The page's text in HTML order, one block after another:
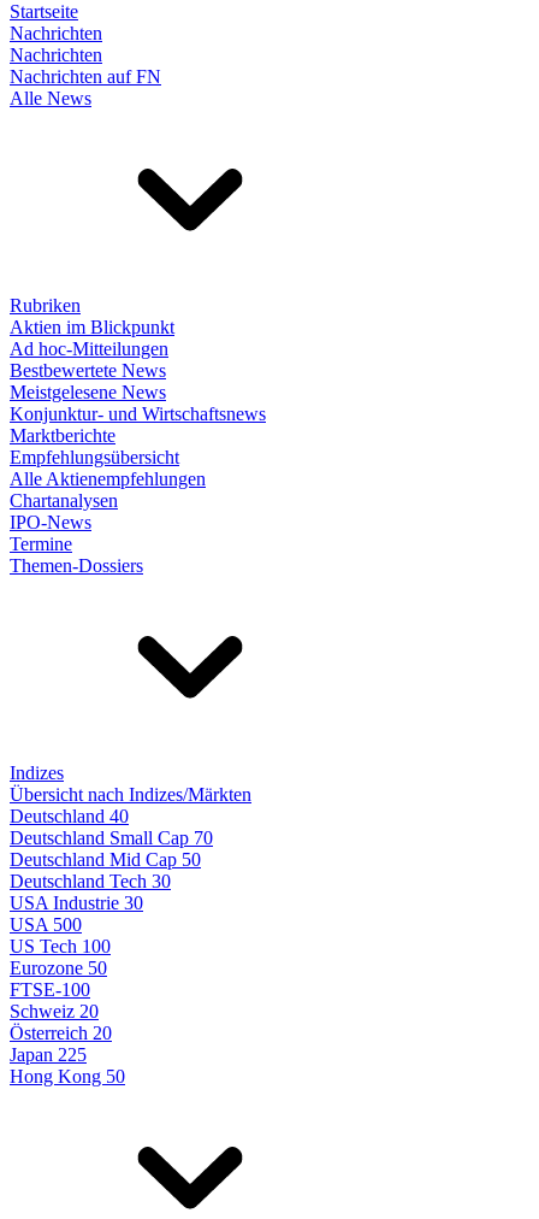
Startseite
Nachrichten
Nachrichten
Nachrichten auf FN
Alle News
Rubriken
Aktien im Blickpunkt
Ad hoc-Mitteilungen
Bestbewertete News
Meistgelesene News
Konjunktur- und Wirtschaftsnews
Marktberichte
Empfehlungsübersicht
Alle Aktienempfehlungen
Chartanalysen
IPO-News
Termine
Themen-Dossiers
Indizes
Übersicht nach Indizes/Märkten
Deutschland 40
Deutschland Small Cap 70
Deutschland Mid Cap 50
Deutschland Tech 30
USA Industrie 30
USA 500
US Tech 100
Eurozone 50
FTSE-100
Schweiz 20
Österreich 20
Japan 225
Hong Kong 50